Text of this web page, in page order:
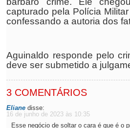
capturado pela Polícia
confessando a autoria dos
Aguinaldo responde pelo
deve ser submetido a
3 COMENTÁRIOS
Eliane disse:
16 de junho de 2023 às 10:35
Esse negócio de soltar o cara é que é o